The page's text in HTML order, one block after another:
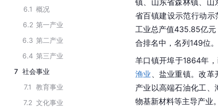
6.1 概况
6.2 第一产业
6.3 第二产业
6.4 第三产业
7 社会事业
7.1
教育事业
7.2 文化事业
省百镇建设示范行动示
工业总产值435.85亿元
合排名中，名列149位。
羊口镇开埠于1864年
渔业
盐业重镇。改革
产业以高端石油化工
物基新材料等主导产业